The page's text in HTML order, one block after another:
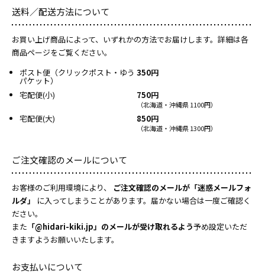
送料／配送方法について
お買い上げ商品によって、いずれかの方法でお届けします。詳細は各
商品ページをご覧ください。
ポスト便（クリックポスト・ゆう
パケット）
350円
宅配便(小) 750円
（北海道・沖縄県 1100円）
宅配便(大) 850円
（北海道・沖縄県 1300円）
ご注文確認のメールについて
お客様のご利用環境により、
ご注文確認のメールが「迷惑メールフォ
ルダ」
に入ってしまうことがあります。届かない場合は一度ご確認く
ださい。
また 「@hidari-kiki.jp」のメールが受け取れるよう予め設定いただ
きますようお願いいたします。
お支払いについて